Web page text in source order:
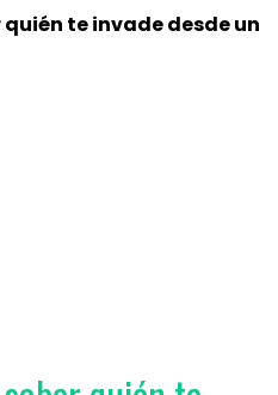
te invade desde un